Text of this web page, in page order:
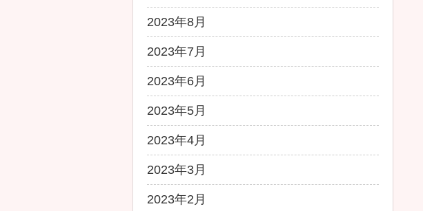
2023年8月
2023年7月
2023年6月
2023年5月
2023年4月
2023年3月
2023年2月